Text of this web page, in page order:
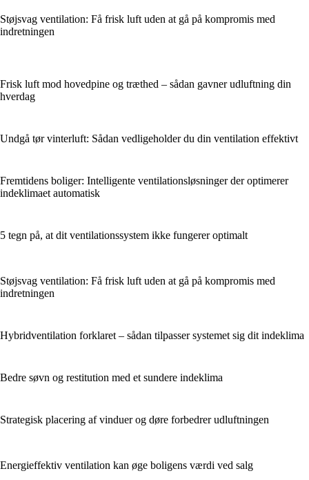
Støjsvag ventilation: Få frisk luft uden at gå på kompromis med
indretningen
Frisk luft mod hovedpine og træthed – sådan gavner udluftning din
hverdag
Undgå tør vinterluft: Sådan vedligeholder du din ventilation effektivt
Fremtidens boliger: Intelligente ventilationsløsninger der optimerer
indeklimaet automatisk
5 tegn på, at dit ventilationssystem ikke fungerer optimalt
Støjsvag ventilation: Få frisk luft uden at gå på kompromis med
indretningen
Hybridventilation forklaret – sådan tilpasser systemet sig dit indeklima
Bedre søvn og restitution med et sundere indeklima
Strategisk placering af vinduer og døre forbedrer udluftningen
Energieffektiv ventilation kan øge boligens værdi ved salg